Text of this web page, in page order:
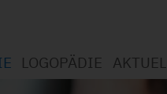
LOGOPÄDIE